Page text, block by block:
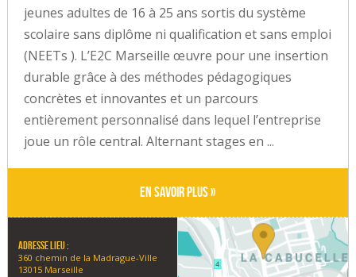
jeunes adultes de 16 à 25 ans sortis du système
scolaire sans diplôme ni qualification et sans emploi
(NEETs ). L’E2C Marseille œuvre pour une insertion
durable grâce à des méthodes pédagogiques
concrètes et innovantes et un parcours
entièrement personnalisé dans lequel l’entreprise
joue un rôle central. Alternant stages en ...
En savoir plus »
Adresse lieu :
360 chemin de la Madrague-Ville
13015 Marseille